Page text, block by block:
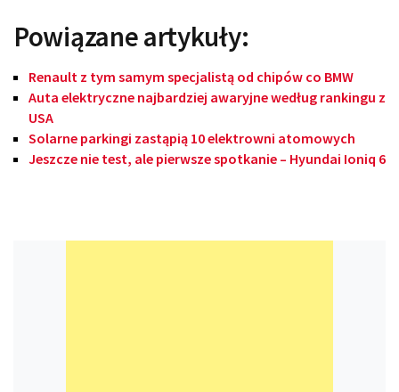
Powiązane artykuły:
Renault z tym samym specjalistą od chipów co BMW
Auta elektryczne najbardziej awaryjne według rankingu z
USA
Solarne parkingi zastąpią 10 elektrowni atomowych
Jeszcze nie test, ale pierwsze spotkanie – Hyundai Ioniq 6